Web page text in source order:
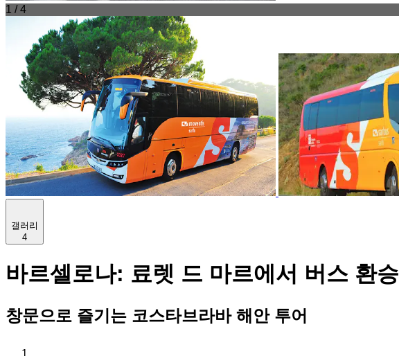
1 / 4
갤러리
4
바르셀로나: 료렛 드 마르에서 버스 환승
창문으로 즐기는 코스타브라바 해안 투어